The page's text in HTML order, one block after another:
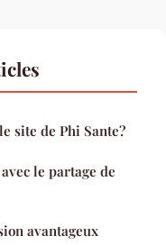
site de Phi Sante?
le partage de
avantageux